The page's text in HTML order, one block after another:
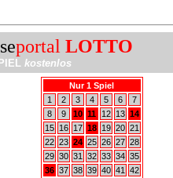
portal LOTTO
kostenlos
Nur 1 Spiel
1
2 3 4 5 6
7
8
9 10 11 12 13 14
15
16 17 18 19 20 21
22 23 24 25 26 27 28
29 30 31 32 33 34 35
36 37 38 39 40 41
42